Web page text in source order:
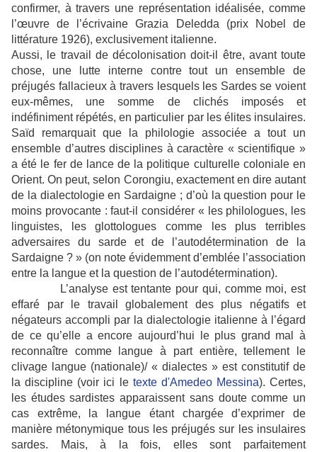
confirmer, à travers une représentation idéalisée, comme
l’œuvre de l’écrivaine Grazia Deledda (prix Nobel de
littérature 1926), exclusivement italienne.
Aussi, le travail de décolonisation doit-il être, avant toute
chose, une lutte interne contre tout un ensemble de
préjugés fallacieux à travers lesquels les Sardes se voient
eux-mêmes, une somme de clichés imposés et
indéfiniment répétés, en particulier par les élites insulaires.
Saïd remarquait que la philologie associée a tout un
ensemble d’autres disciplines à caractère « scientifique »
a été le fer de lance de la politique culturelle coloniale en
Orient. On peut, selon Corongiu, exactement en dire autant
de la dialectologie en Sardaigne ; d’où la question pour le
moins provocante : faut-il considérer « les philologues, les
linguistes, les glottologues comme les plus terribles
adversaires du sarde et de l’autodétermination de la
Sardaigne ? » (on note évidemment d’emblée l’association
entre la langue et la question de l’autodétermination).
L’analyse est tentante pour qui, comme moi, est
effaré par le travail globalement des plus négatifs et
négateurs accompli par la dialectologie italienne à l’égard
de ce qu’elle a encore aujourd’hui le plus grand mal à
reconnaître comme langue à part entière, tellement le
clivage langue (nationale)/ « dialectes » est constitutif de
la discipline (voir ici le texte d'Amedeo Messina). Certes,
les études sardistes apparaissent sans doute comme un
cas extrême, la langue étant chargée d’exprimer de
manière métonymique tous les préjugés sur les insulaires
sardes. Mais, à la fois, elles sont parfaitement